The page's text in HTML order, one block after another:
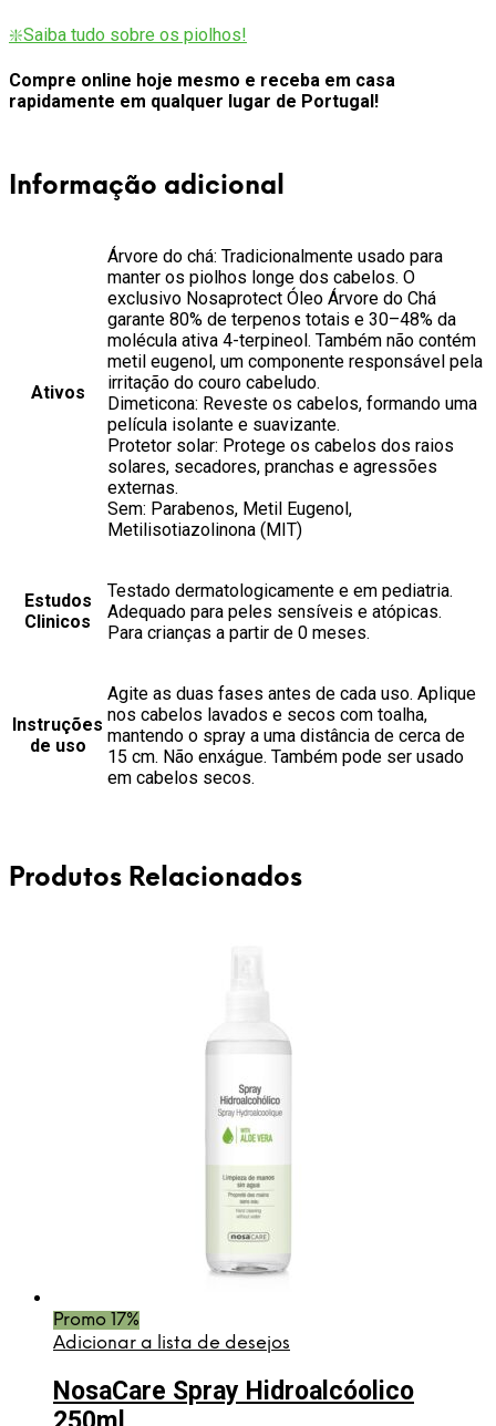
❇️Saiba tudo sobre os piolhos!
Compre online hoje mesmo e receba em casa
rapidamente em qualquer lugar de Portugal!
Informação adicional
Ativos
Árvore do chá: Tradicionalmente usado para
manter os piolhos longe dos cabelos. O
exclusivo Nosaprotect Óleo Árvore do Chá
garante 80% de terpenos totais e 30–48% da
molécula ativa 4-terpineol. Também não contém
metil eugenol, um componente responsável pela
irritação do couro cabeludo.
Dimeticona: Reveste os cabelos, formando uma
película isolante e suavizante.
Protetor solar: Protege os cabelos dos raios
solares, secadores, pranchas e agressões
externas.
Sem: Parabenos, Metil Eugenol,
Metilisotiazolinona (MIT)
Estudos
Clinicos
Testado dermatologicamente e em pediatria.
Adequado para peles sensíveis e atópicas.
Para crianças a partir de 0 meses.
Instruções
de uso
Agite as duas fases antes de cada uso. Aplique
nos cabelos lavados e secos com toalha,
mantendo o spray a uma distância de cerca de
15 cm. Não enxágue. Também pode ser usado
em cabelos secos.
Produtos Relacionados
Promo 17%
Adicionar a lista de desejos
NosaCare Spray Hidroalcóolico